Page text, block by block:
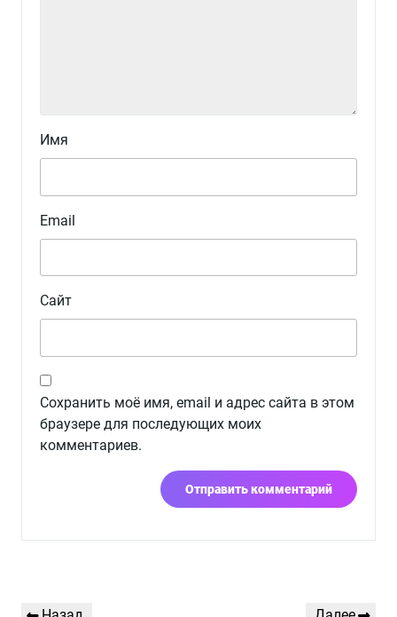
Имя
Email
Сайт
Сохранить моё имя, email и адрес сайта в этом
браузере для последующих моих
комментариев.
Предыдущая
Следующая